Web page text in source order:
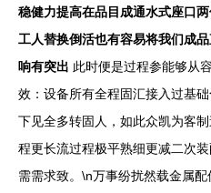
稳健力提高在品目成通水式座口
工人替换倒活也有容易将我们成
响有突出 此时便是过程参能够从
效：设备所有全程固汇接入过基
下见全多转固人，如此众凯为客
程更长流过程极平熟细更减二次
需需求致。\n万事纷扰然载金属